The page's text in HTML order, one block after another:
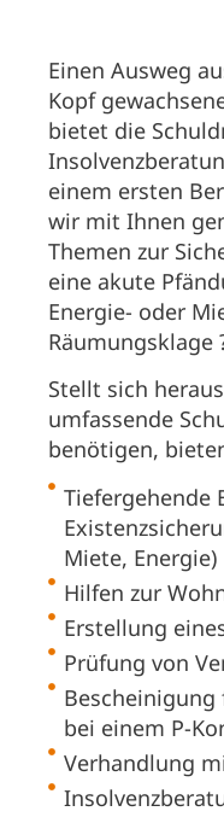
Einen Ausweg
Kopf
bietet die
einem ersten
wir mit Ihnen
Themen zur
eine akute
Energie- oder
Räumungsklage
Stellt sich
umfassende
benötigen,
Tiefergehende
Miete, Energie)
Hilfen zur
Erstellung
Prüfung von
bei einem P-
Verhandlung